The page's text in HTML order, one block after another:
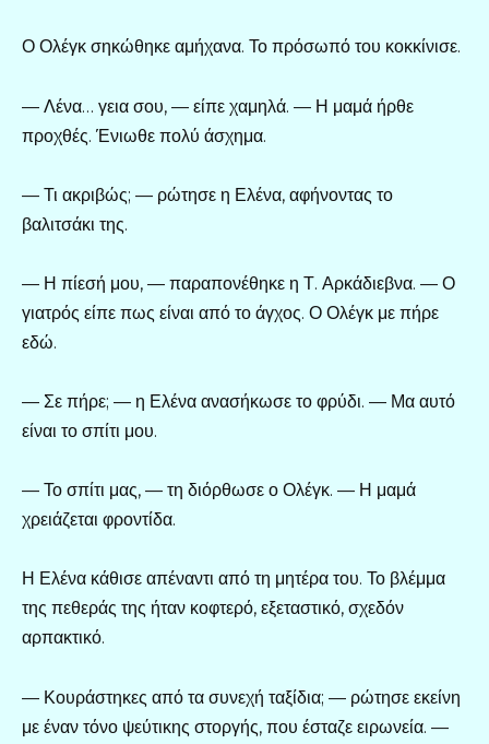
Ο Ολέγκ σηκώθηκε αμήχανα. Το πρόσωπό του κοκκίνισε.
— Λένα… γεια σου, — είπε χαμηλά. — Η μαμά ήρθε
προχθές. Ένιωθε πολύ άσχημα.
— Τι ακριβώς; — ρώτησε η Ελένα, αφήνοντας το
βαλιτσάκι της.
— Η πίεσή μου, — παραπονέθηκε η Τ. Αρκάδιεβνα. — Ο
γιατρός είπε πως είναι από το άγχος. Ο Ολέγκ με πήρε
εδώ.
— Σε πήρε; — η Ελένα ανασήκωσε το φρύδι. — Μα αυτό
είναι το σπίτι μου.
— Το σπίτι μας, — τη διόρθωσε ο Ολέγκ. — Η μαμά
χρειάζεται φροντίδα.
Η Ελένα κάθισε απέναντι από τη μητέρα του. Το βλέμμα
της πεθεράς της ήταν κοφτερό, εξεταστικό, σχεδόν
αρπακτικό.
— Κουράστηκες από τα συνεχή ταξίδια; — ρώτησε εκείνη
με έναν τόνο ψεύτικης στοργής, που έσταζε ειρωνεία. —